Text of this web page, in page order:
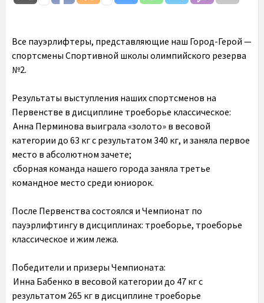
Все пауэрлифтеры, представляющие наш Город-Герой —
спортсмены Спортивной школы олимпийского резерва
№2.
Результаты выступления наших спортсменов на
Первенстве в дисциплине троеборье классическое:
Анна Перминова выиграла «золото» в весовой
категории до 63 кг с результатом 340 кг, и заняла первое
место в абсолютном зачете;
сборная команда нашего города заняла третье
командное место среди юниорок.
После Первенства состоялся и Чемпионат по
пауэрлифтингу в дисциплинах: троеборье, троеборье
классическое и жим лежа.
Победители и призеры Чемпионата:
Инна Бабенко в весовой категории до 47 кг с
результатом 265 кг в дисциплине троеборье